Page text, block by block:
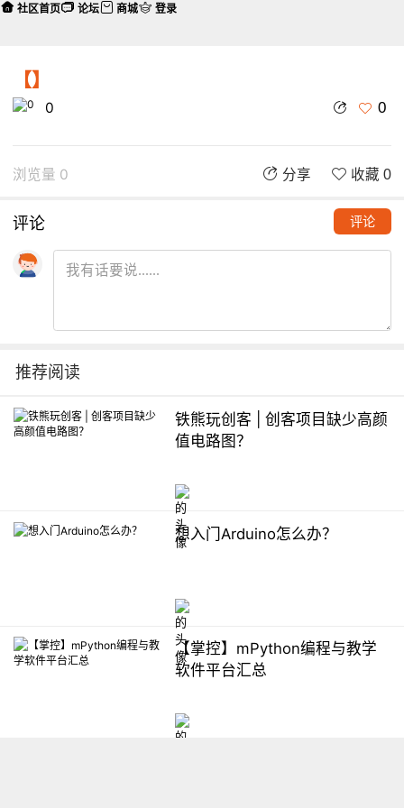
【】
0 0
浏览量 0 分享 收藏 0
评论 评论
推荐阅读
铁熊玩创客 | 创客项目缺少高颜
值电路图？
想入门Arduino怎么办？
【掌控】mPython编程与教学
软件平台汇总
社区首页 论坛 商城 登录